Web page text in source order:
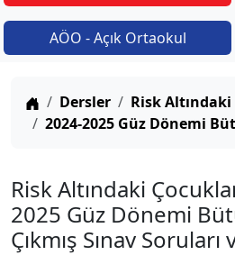
AÖO - Açık Ortaokul
Anasayfa
Dersler
Risk
2024-2025 Güz Dönemi
Risk Altındaki
2025 Güz Dönemi
Çıkmış Sınav